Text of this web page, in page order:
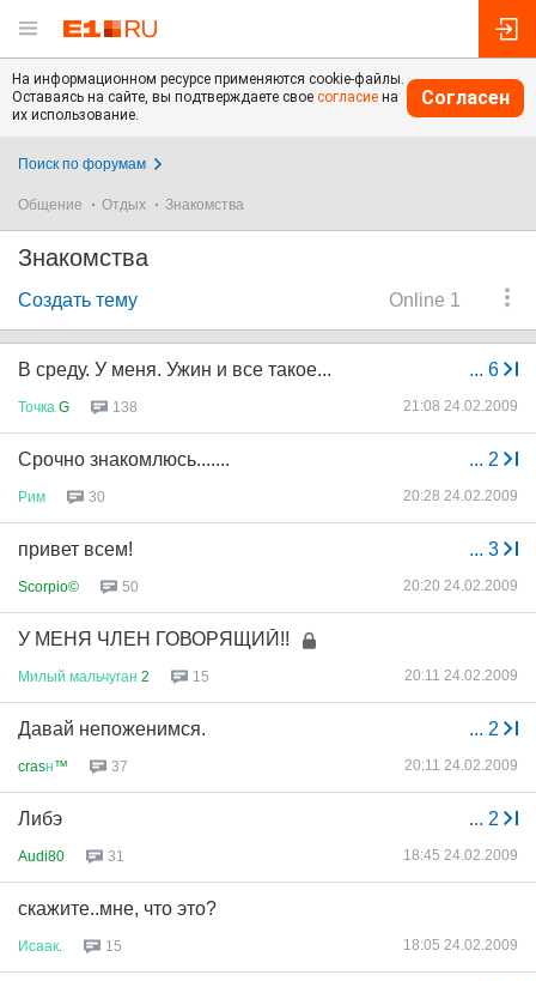
На информационном ресурсе применяются cookie-файлы.
Оставаясь на сайте, вы подтверждаете свое согласие на
их использование.
Согласен
Поиск по форумам
Общение Отдых Знакомства
Знакомства
Online 1
Создать тему
... 6
В среду. У меня. Ужин и все такое...
Точка G 138 21:08 24.02.2009
... 2
Срочно знакомлюсь.......
Рим 30 20:28 24.02.2009
... 3
привет всем!
Scorpio© 50 20:20 24.02.2009
У МЕНЯ ЧЛЕН ГОВОРЯЩИЙ!!
Милый мальчуган 2 15 20:11 24.02.2009
... 2
Давай непоженимся.
crasн™ 37 20:11 24.02.2009
... 2
Либэ
Audi80 31 18:45 24.02.2009
скажите..мне, что это?
Исаак 15 18:05 24.02.2009